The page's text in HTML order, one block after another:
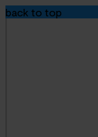
back to top